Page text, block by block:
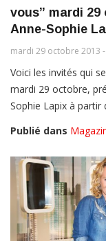
vous” mardi
Anne-Sophie
mardi 29 octobre 2013
Voici les invités qui
mardi 29 octobre,
Sophie Lapix à partir
Publié dans